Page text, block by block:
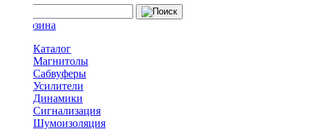
Каталог
Магнитолы
Сабвуферы
Усилители
Динамики
Сигнализация
Шумоизоляция